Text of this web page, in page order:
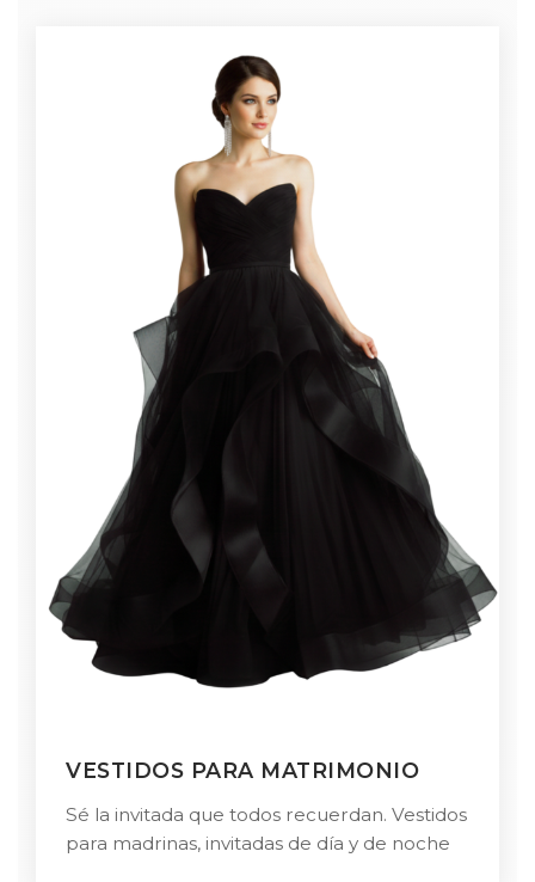
VESTIDOS PARA MATRIMONIO
Sé la invitada que todos recuerdan. Vestidos
para madrinas, invitadas de día y de noche